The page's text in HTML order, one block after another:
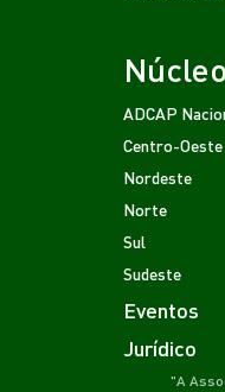
ADCAP
Centro-Oeste
Nordeste
Norte
Sul
Sudeste
Eventos
Jurídico
"A